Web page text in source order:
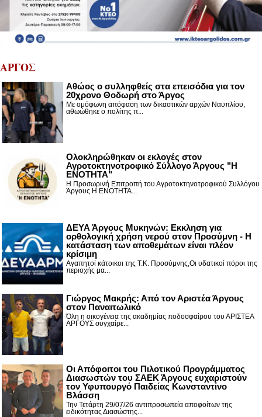
ΑΡΓΟΣ
Αθώος ο συλληφθείς στα επεισόδια για τον
20χρονο Θοδωρή στο Άργος
Με ομόφωνη απόφαση των δικαστικών αρχών Ναυπλίου,
αθωώθηκε ο πολίτης π...
Ολοκληρώθηκαν οι εκλογές στον
Αγροτοκτηνοτροφικό Σύλλογο Άργους "Η
ΕΝΟΤΗΤΑ"
Η Προσωρινή Επιτροπή του Αγροτοκτηνοτροφικού Συλλόγου
Άργους Η ΕΝΟΤΗΤΑ...
ΔΕΥΑ Άργους Μυκηνών: Εκκληση για
ορθολογική χρήση νερού στον Προσύμνη - Η
κατάσταση των αποθεμάτων είναι πλέον
κρίσιμη
Αγαπητοί κάτοικοι της Τ.Κ. Προσύμνης,Οι υδατικοί πόροι της
περιοχής μα...
Γιώργος Μακρής: Από τον Αριστέα Άργους
στον Παναιτωλικό
Όλη η οικογένεια της ακαδημίας ποδοσφαίρου του ΑΡΙΣΤΕΑ
ΑΡΓΟΥΣ συγχαίρε...
Οι Απόφοιτοι του Πιλοτικού Προγράμματος
Διασωστών του ΣΑΕΚ Άργους ευχαριστούν
τον Υφυπουργό Παιδείας Κωνσταντίνο
Βλάσση
Την Τετάρτη 29/07/26 αντιπροσωπεία αποφοίτων της
ειδικότητας Διασώστης...